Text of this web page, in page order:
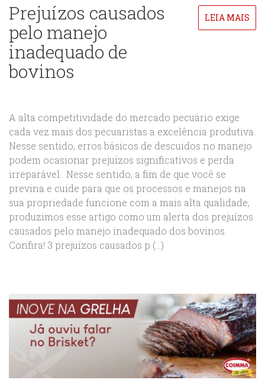
Prejuízos causados
pelo manejo
inadequado de
bovinos
LEIA MAIS
A alta competitividade do mercado pecuário exige
cada vez mais dos pecuaristas a excelência produtiva.
Nesse sentido, erros básicos de descuidos no manejo
podem ocasionar prejuízos significativos e perda
irreparável. Nesse sentido, a fim de que você se
previna e cuide para que os processos e manejos na
sua propriedade funcione com a mais alta qualidade,
produzimos esse artigo como um alerta dos prejuízos
causados pelo manejo inadequado dos bovinos.
Confira! 3 prejuízos causados p (...)